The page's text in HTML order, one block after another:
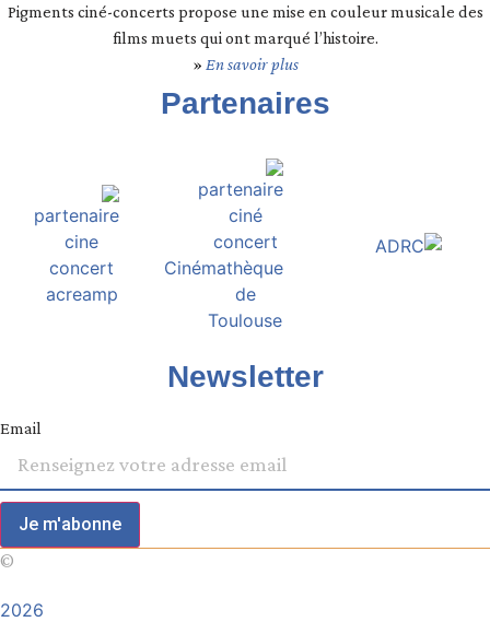
Pigments ciné-concerts propose une mise en couleur musicale des
films muets qui ont marqué l’histoire.
» En savoir plus
Partenaires
Newsletter
Email
Je m'abonne
©
2026